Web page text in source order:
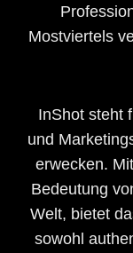
Mostviertels
InShot steht
und
erwecken.
Bedeutung
Welt, bietet
sowohl